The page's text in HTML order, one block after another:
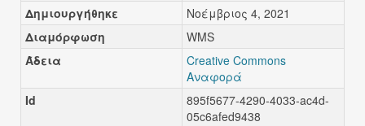
Δημιουργήθηκε
Νοέμβριος 4, 2021
Διαμόρφωση
WMS
Άδεια
Creative Commons
Αναφορά
Id
895f5677-4290-4033-ac4d-
05c6afed9438